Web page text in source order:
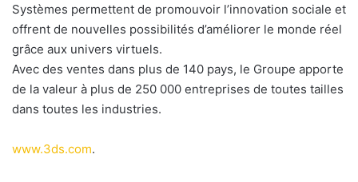
Systèmes permettent de promouvoir l’innovation sociale et
offrent de nouvelles possibilités d’améliorer le monde réel
grâce aux univers virtuels.
Avec des ventes dans plus de 140 pays, le Groupe apporte
de la valeur à plus de 250 000 entreprises de toutes tailles
dans toutes les industries.
www.3ds.com.